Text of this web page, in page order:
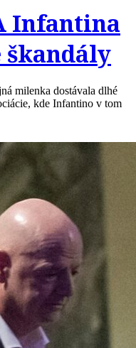
Infantina
milenka dostávala dlhé
kde Infantino v tom